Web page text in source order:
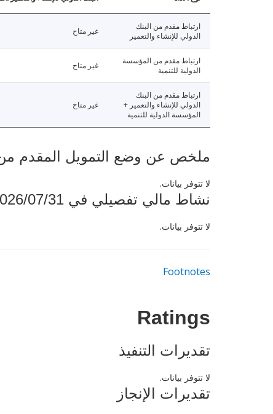
ارتباط مقدم من البنك
الدولي للإنشاء والتعمير
غير متاح
ارتباط مقدم من المؤسسة
الدولية للتنمية
غير متاح
ارتباط مقدم من البنك
الدولي للإنشاء والتعمير +
المؤسسة الدولية للتنمية
غير متاح
ملخص عن وضع التمويل المقدم من البنك
لا تتوفر بيانات.
نشاط مالي تفصيلي في 2026/07/31
لا تتوفر بيانات.
Footnotes
Ratings
تقديرات التنفيذ
لا تتوفر بيانات.
تقديرات الإنجاز